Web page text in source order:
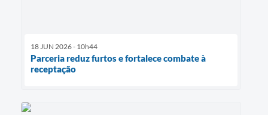
18 JUN 2026 - 10h44
Parceria reduz furtos e fortalece combate à
receptação